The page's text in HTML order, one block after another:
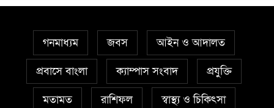
গনমাধ্যম জবস আইন ও আদালত
প্রবাসে বাংলা ক্যাম্পাস সংবাদ প্রযুক্তি
মতামত রাশিফল স্বাস্থ্য ও চিকিৎসা